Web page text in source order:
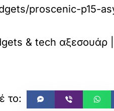
proscenic-p15-
& tech αξεσουάρ